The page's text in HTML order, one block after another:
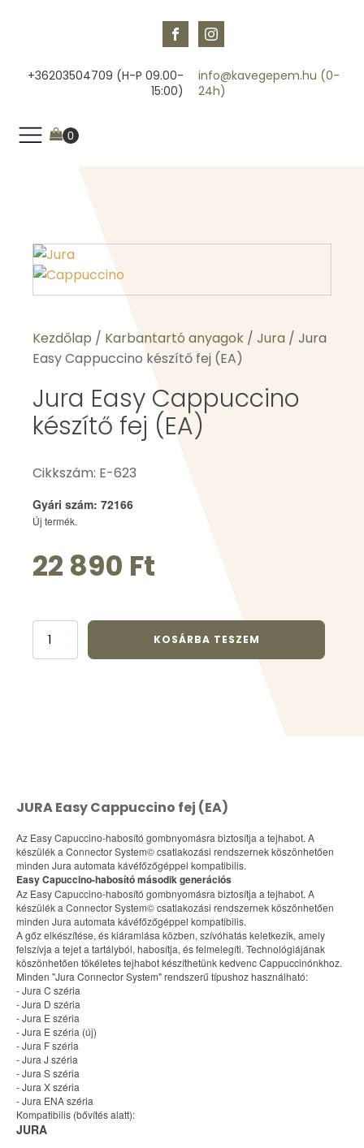
+36203504709 (H-P 09.00-
15:00)
info@kavegepem.hu (0-
24h)
Kezdőlap / Karbantartó anyagok / Jura / Jura
Easy Cappuccino készítő fej (EA)
Jura Easy Cappuccino
készítő fej (EA)
Cikkszám: E-623
Gyári szám: 72166
Új termék.
22 890 Ft
Jura
KOSÁRBA TESZEM
JURA Easy Cappuccino fej (EA)
Az Easy Capuccino-habosító gombnyomásra biztosítja a tejhabot. A
készülék a Connector System© csatlakozási rendszernek köszönhetően
minden Jura automata kávéfőzőgéppel kompatibilis.
Easy Capuccino-habosító második generációs
Az Easy Capuccino-habosító gombnyomásra biztosítja a tejhabot. A
készülék a Connector System© csatlakozási rendszernek köszönhetően
minden Jura automata kávéfőzőgéppel kompatibilis.
A gőz elkészítése, és kiáramlása közben, szívóhatás keletkezik, amely
felszívja a tejet a tartályból, habosítja, és felmelegíti. Technológiájának
köszönhetően tökéletes tejhabot készíthetünk kedvenc Cappuccinónkhoz.
Minden "Jura Connector System" rendszerű típushoz használható:
- Jura C széria
- Jura D széria
- Jura E széria
- Jura E széria (új)
- Jura F széria
- Jura J széria
- Jura S széria
- Jura X széria
- Jura ENA széria
Kompatibilis (bővítés alatt):
JURA